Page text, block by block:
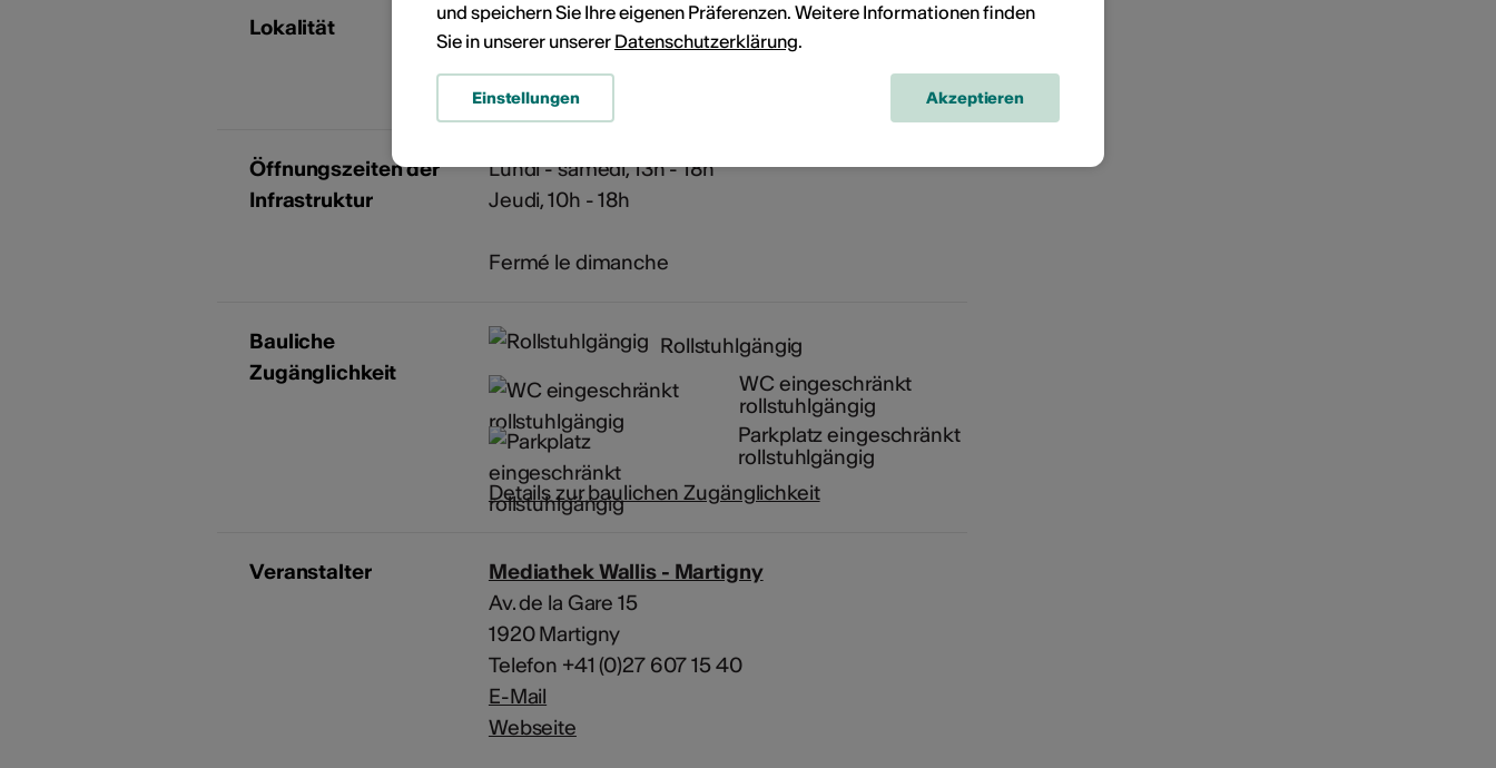
Lokalität
Médiathèque Valais - Martigny
Av. de la Gare 15
1920 Martigny
Öffnungszeiten der
Infrastruktur
Lundi - samedi, 13h - 18h
Jeudi, 10h - 18h
Fermé le dimanche
Bauliche
Zugänglichkeit
Rollstuhlgängig
WC eingeschränkt
rollstuhlgängig
Parkplatz eingeschränkt
rollstuhlgängig
Details zur baulichen Zugänglichkeit
Veranstalter
Mediathek Wallis - Martigny
Av. de la Gare 15
1920 Martigny
Telefon +41 (0)27 607 15 40
E-Mail
Webseite
und speichern Sie Ihre eigenen Präferenzen. Weitere Informationen finden
Sie in unserer unserer Datenschutzerklärung.
Einstellungen Akzeptieren